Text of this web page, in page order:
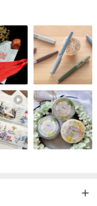
)、玉米萃取(含賽洛
麥芽糊精)、水溶性纖
、葡萄籽萃取物、芽
西印度櫻桃萃取(含